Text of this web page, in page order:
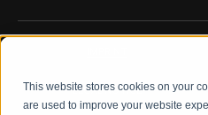
This website stores cookies on your
are used to improve your website
LEGAL NOTICE